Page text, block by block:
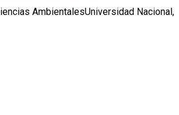
AmbientalesUniversidad Nacional,